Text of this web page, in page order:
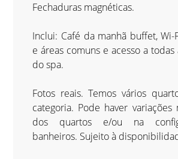
Fechaduras magnéticas.
Inclui: Café da manhã buffet, Wi-
e áreas comuns e acesso a todas
do spa.
Fotos reais. Temos vários
categoria. Pode haver variações
dos quartos e/ou na
banheiros. Sujeito à